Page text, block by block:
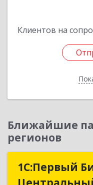
Клиентов на
Ближайшие
регионов
1С:Первый